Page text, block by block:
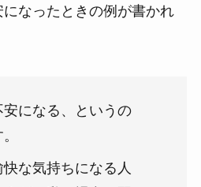
なったときの例が書かれ
になる、というの
な気持ちになる人